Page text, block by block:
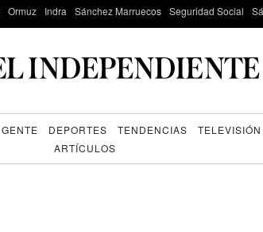
Ormuz Indra Sánchez Marruecos Seguridad Social
GENTE DEPORTES TENDENCIAS TELEVISIÓN
ARTÍCULOS